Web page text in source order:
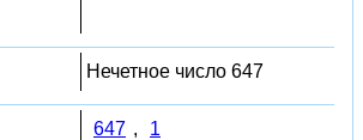
Нечетное число 647
647 , 1